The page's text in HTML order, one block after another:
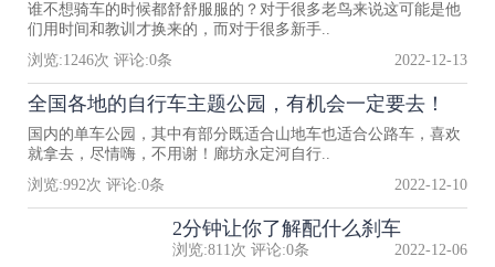
谁不想骑车的时候都舒舒服服的？对于很多老鸟来说这可能是他
们用时间和教训才换来的，而对于很多新手..
浏览:1246次 评论:0条 2022-12-13
全国各地的自行车主题公园，有机会一定要去！
国内的单车公园，其中有部分既适合山地车也适合公路车，喜欢
就拿去，尽情嗨，不用谢！廊坊永定河自行..
浏览:992次 评论:0条 2022-12-10
2分钟让你了解配什么刹车
浏览:811 次 评论:0条 2022-12-06